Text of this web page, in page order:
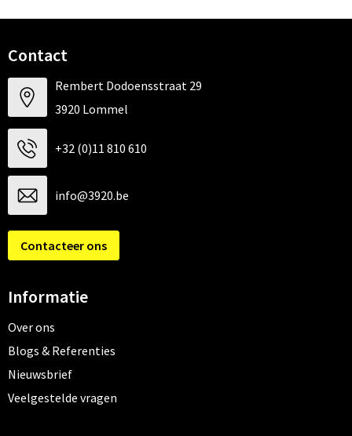
Contact
Rembert Dodoensstraat 29
3920 Lommel
+32 (0)11 810 610
info@3920.be
Contacteer ons
Informatie
Over ons
Blogs & Referenties
Nieuwsbrief
Veelgestelde vragen